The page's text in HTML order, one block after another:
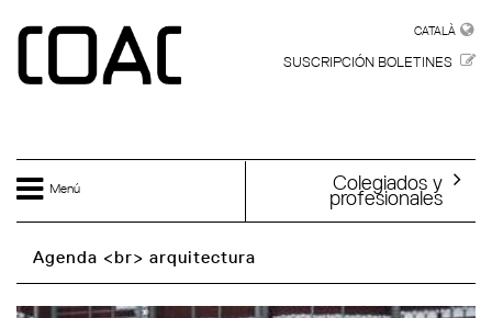
CATALÀ
SUSCRIPCIÓN BOLETINES
Menú Colegiados y
profesionales
Agenda <br> arquitectura